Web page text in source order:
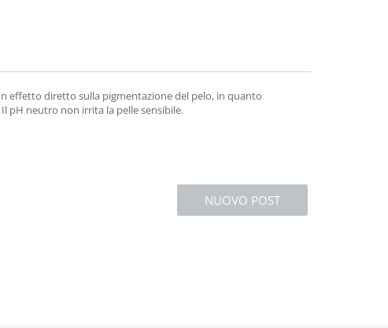
effetto diretto sulla pigmentazione del pelo, in quanto
pH neutro non irrita la pelle sensibile.
NUOVO POST